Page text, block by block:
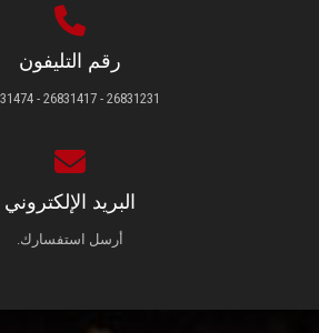
رقم التليفون
26831231 - 26831417 - 26831474
البريد الإلكتروني
أرسل استفسارك.